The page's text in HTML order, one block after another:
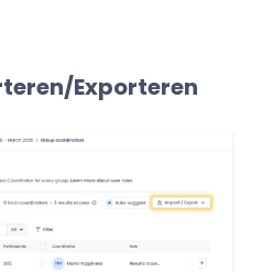
Exporteren